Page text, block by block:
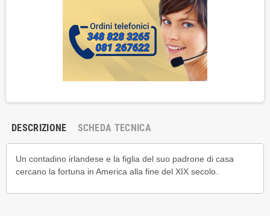
DESCRIZIONE SCHEDA TECNICA
Un contadino irlandese e la figlia del suo padrone di casa
cercano la fortuna in America alla fine del XIX secolo.